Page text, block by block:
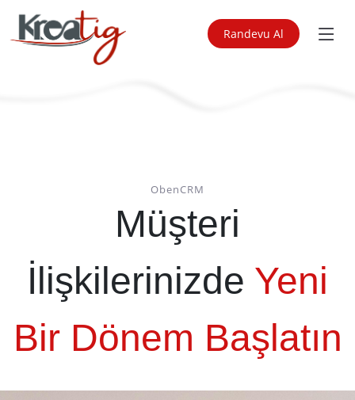
Randevu Al
ObenCRM
Müşteri
İlişkilerinizde Yeni
Bir Dönem Başlatın